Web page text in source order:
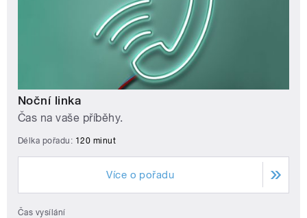
Noční linka
Čas na vaše příběhy.
Délka pořadu: 120 minut
Více o pořadu
Čas vysílání